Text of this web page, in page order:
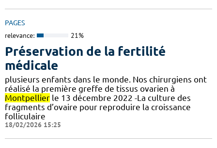
PAGES
relevance: 21%
Préservation de la fertilité
médicale
plusieurs enfants dans le monde. Nos chirurgiens ont
réalisé la première greffe de tissus ovarien à
Montpellier le 13 décembre 2022 -La culture des
fragments d’ovaire pour reproduire la croissance
folliculaire
18/02/2026 15:25